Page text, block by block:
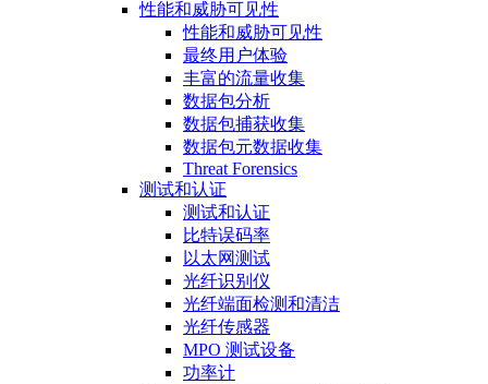
性能和威胁可见性
性能和威胁可见性
最终用户体验
丰富的流量收集
数据包分析
数据包捕获收集
数据包元数据收集
Threat Forensics
测试和认证
测试和认证
比特误码率
以太网测试
光纤识别仪
光纤端面检测和清洁
光纤传感器
MPO 测试设备
功率计